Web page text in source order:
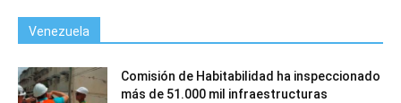
Venezuela
Comisión de Habitabilidad ha inspeccionado
más de 51.000 mil infraestructuras